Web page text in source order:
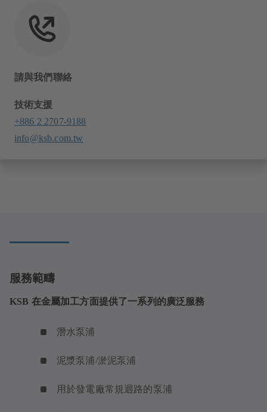
請與我們聯絡
技術支援
+886 2 2707-9188
info@ksb.com.tw
服務範疇
KSB 在金屬加工方面提供了一系列的廣泛服務
潛水泵浦
泥漿泵浦/淤泥泵浦
用於發電廠常規迴路的泵浦